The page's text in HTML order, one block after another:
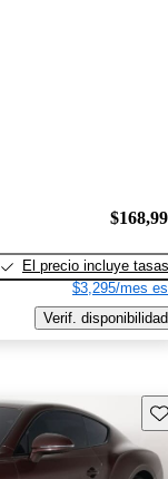
El precio incluye tasas
$3,295/mes
Verif. disponibilidad